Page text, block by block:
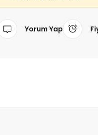
Yorum Yap